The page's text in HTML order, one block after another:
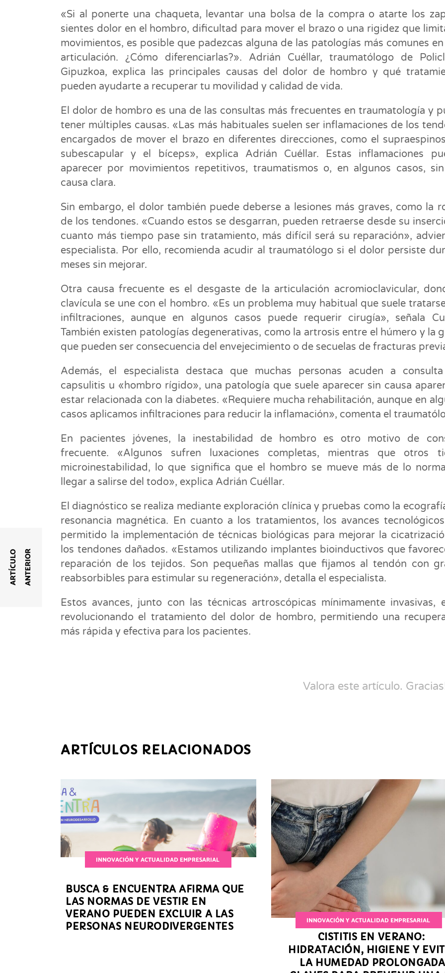
«Si al ponerte una chaqueta, levantar una bolsa de la compra o atarte los
sientes dolor en el hombro, dificultad para mover el brazo o una rigidez que
movimientos, es posible que padezcas alguna de las patologías más comunes
articulación. ¿Cómo diferenciarlas?». Adrián Cuéllar, traumatólogo de
Gipuzkoa, explica las principales causas del dolor de hombro y qué
pueden ayudarte a recuperar tu movilidad y calidad de vida.
El dolor de hombro es una de las consultas más frecuentes en traumatología y
tener múltiples causas. «Las más habituales suelen ser inflamaciones de los
encargados de mover el brazo en diferentes direcciones, como el
subescapular y el bíceps», explica Adrián Cuéllar. Estas inflamaciones
aparecer por movimientos repetitivos, traumatismos o, en algunos casos,
causa clara.
Sin embargo, el dolor también puede deberse a lesiones más graves, como la
de los tendones. «Cuando estos se desgarran, pueden retraerse desde su
cuanto más tiempo pase sin tratamiento, más difícil será su reparación»,
especialista. Por ello, recomienda acudir al traumatólogo si el dolor persiste
meses sin mejorar.
Otra causa frecuente es el desgaste de la articulación acromioclavicular,
clavícula se une con el hombro. «Es un problema muy habitual que suele
infiltraciones, aunque en algunos casos puede requerir cirugía», señala
También existen patologías degenerativas, como la artrosis entre el húmero y la
que pueden ser consecuencia del envejecimiento o de secuelas de fracturas
Además, el especialista destaca que muchas personas acuden a
capsulitis u «hombro rígido», una patología que suele aparecer sin causa
estar relacionada con la diabetes. «Requiere mucha rehabilitación, aunque en
casos aplicamos infiltraciones para reducir la inflamación», comenta el
En pacientes jóvenes, la inestabilidad de hombro es otro motivo de
frecuente. «Algunos sufren luxaciones completas, mientras que otros
microinestabilidad, lo que significa que el hombro se mueve más de lo
llegar a salirse del todo», explica Adrián Cuéllar.
El diagnóstico se realiza mediante exploración clínica y pruebas como la
resonancia magnética. En cuanto a los tratamientos, los avances
permitido la implementación de técnicas biológicas para mejorar la
los tendones dañados. «Estamos utilizando implantes bioinductivos que
reparación de los tejidos. Son pequeñas mallas que fijamos al tendón con
reabsorbibles para estimular su regeneración», detalla el especialista.
Estos avances, junto con las técnicas artroscópicas mínimamente invasivas,
revolucionando el tratamiento del dolor de hombro, permitiendo una
más rápida y efectiva para los pacientes.
Valora este artículo.
A
R
T
Í
C
U
L
O
A
N
T
E
R
I
O R
ARTÍCULOS RELACIONADOS
INNOVACIÓN Y ACTUALIDAD EMPRESARIAL
BUSCA & ENCUENTRA AFIRMA QUE
LAS NORMAS DE VESTIR EN
VERANO PUEDEN EXCLUIR A LAS
PERSONAS NEURODIVERGENTES
INNOVACIÓN Y ACTUALIDAD EMPRESARIAL
CISTITIS EN VERANO:
HIDRATACIÓN, HIGIENE Y
LA HUMEDAD